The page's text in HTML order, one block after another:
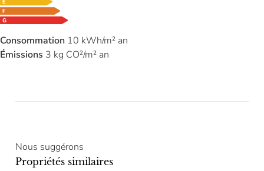
Consommation 10 kWh/m² an
Émissions 3 kg CO²/m² an
Nous suggérons
Propriétés similaires